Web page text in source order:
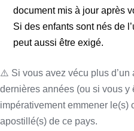
document mis à jour après
Si des enfants sont nés de
peut aussi être exigé.
⚠️ Si vous avez vécu plus d’un
dernières années (ou si vous y
impérativement emmener le(s)
apostillé(s) de ce pays.